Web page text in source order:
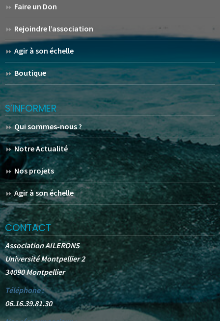
Faire un Don
Rejoindre l’association
Agir à son échelle
Boutique
S’INFORMER
Qui sommes-nous ?
Notre Actualité
Nos projets
Agir à son échelle
CONTACT
Association AILERONS
Université Montpellier 2
34090 Montpellier
Téléphone :
06.16.39.81.30